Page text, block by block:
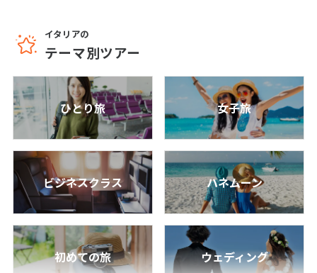
2027年 8 月
2 3
8
9 12 13
14
16 17 18 20
21
22
23 24 25 26 27
28
29
30 31
2027年9 9月未定
2
4
5
6 7 9 10
11
片道直行便で行く！ヨーロッパ人気２カ国
周遊＜ローマ×パリ＞自由気ままなフリープ
ラン♪価格重視に嬉しい市内ホテル滞在 7日
間≪羽田昼発/ITAエアウェイズ≫
7日間 372,800円〜547,800円
羽田発
イタリア/アマルフィ
憧れの南イタリアリゾート滞在×可愛い村
♪とんがり屋根のトゥルッリ＆洞窟ホテル
に泊まる！≪ITAエアウェイズ≫イタリア直
行便利用！アルベロベッロ＆マテーラ＆絶
景アマルフィ8日間
イタリアの
テーマ別ツアー
ひとり旅 女子旅
ビジネスクラス ハネムーン
初めての旅 ウェディング